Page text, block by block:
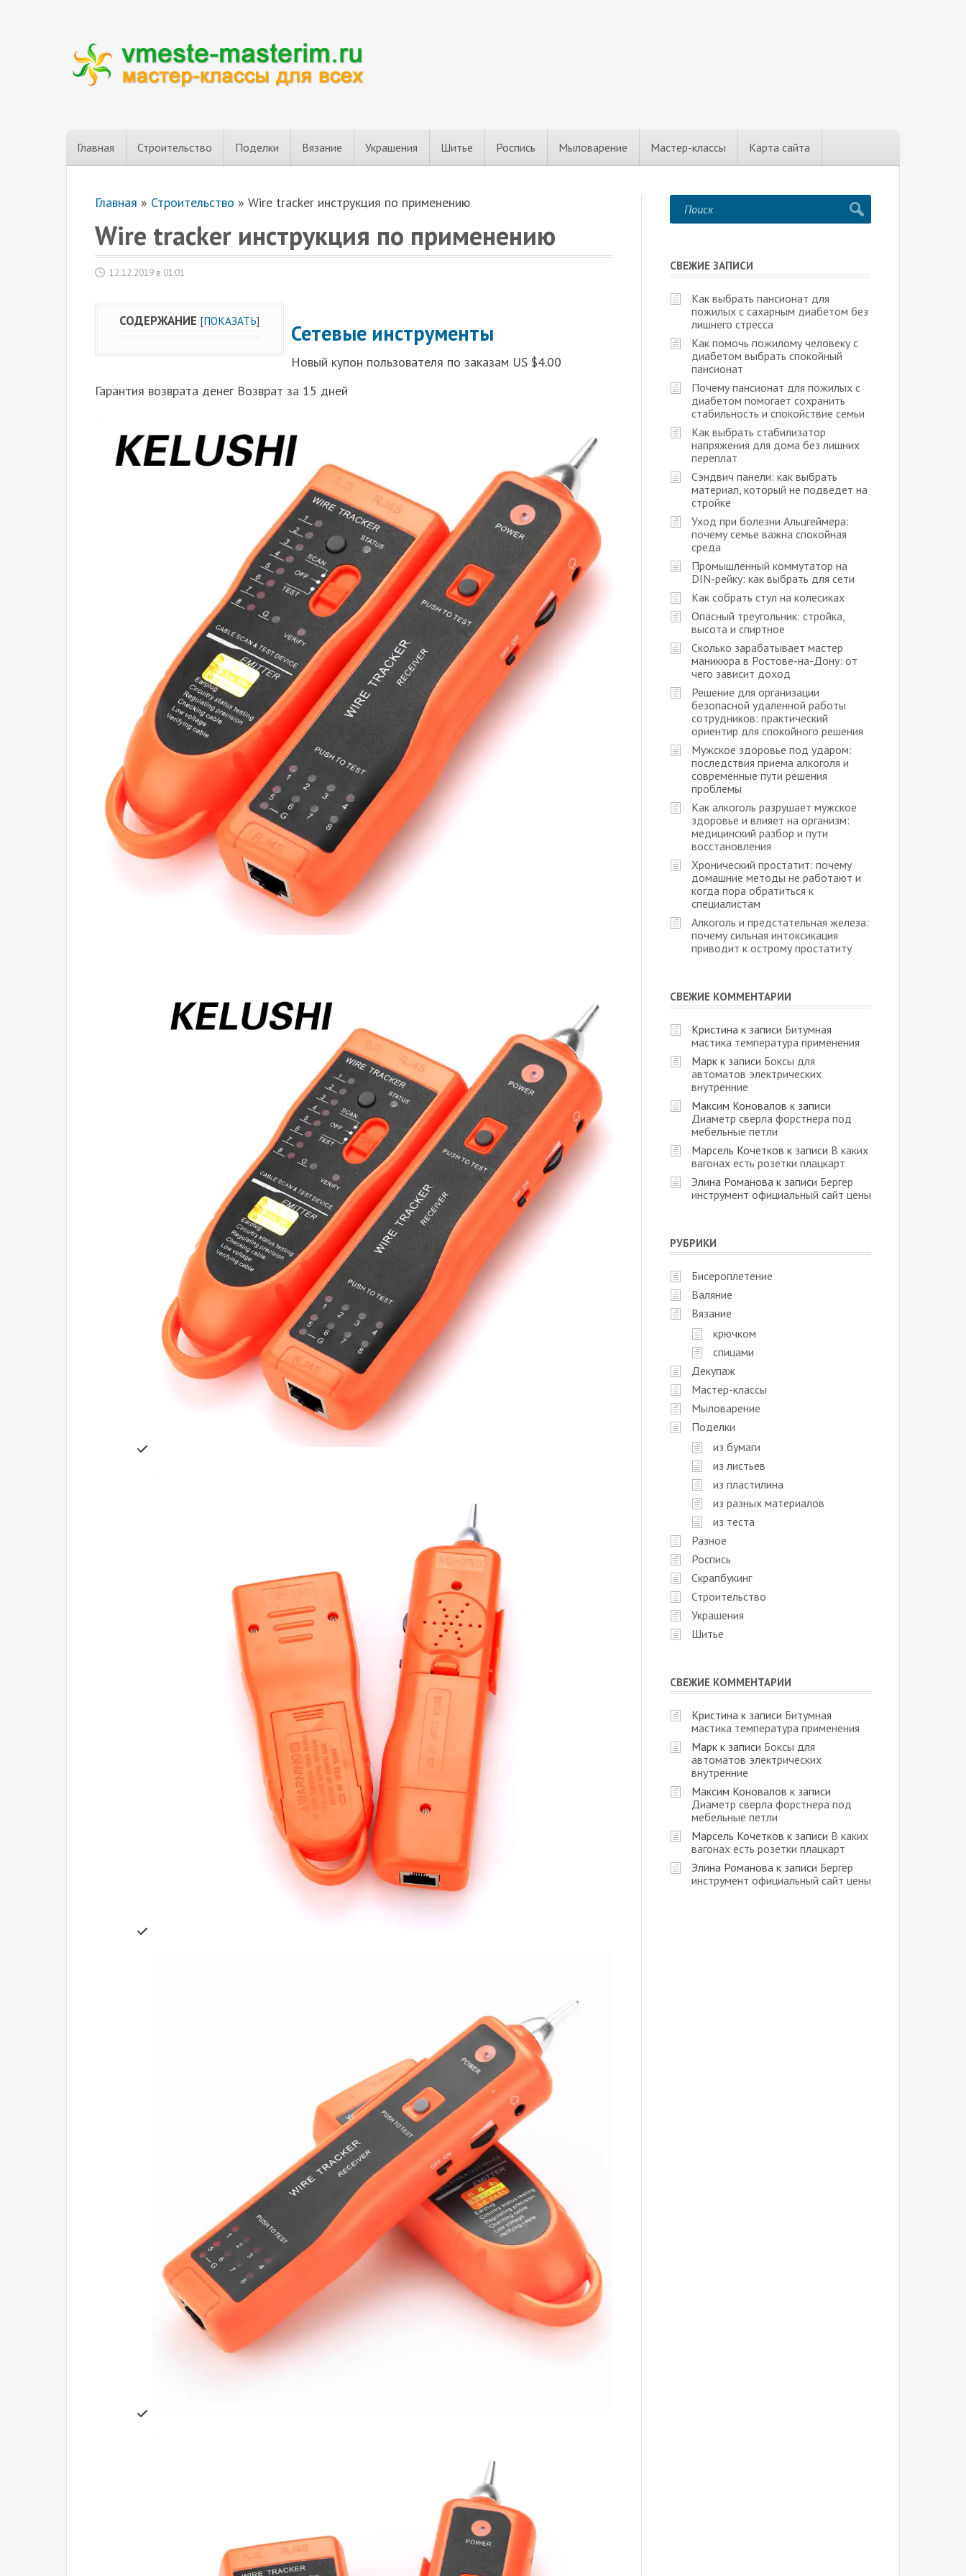
Главная Строительство Поделки Вязание Украшения Шитье Роспись Мыловарение Мастер-классы Карта сайта
Главная » Строительство » Wire tracker инструкция по применению
Wire tracker инструкция по применению
12.12.2019 в 01:01
СОДЕРЖАНИЕ [ПОКАЗАТЬ] Сетевые инструменты
Новый купон пользователя по заказам US $4.00
Гарантия возврата денег Возврат за 15 дней
СВЕЖИЕ ЗАПИСИ
Как выбрать пансионат для
пожилых с сахарным диабетом без
лишнего стресса
Как помочь пожилому человеку с
диабетом выбрать спокойный
пансионат
Почему пансионат для пожилых с
диабетом помогает сохранить
стабильность и спокойствие семьи
Как выбрать стабилизатор
напряжения для дома без лишних
переплат
Сэндвич панели: как выбрать
материал, который не подведет на
стройке
Уход при болезни Альцгеймера:
почему семье важна спокойная
среда
Промышленный коммутатор на
DIN-рейку: как выбрать для сети
Как собрать стул на колесиках
Опасный треугольник: стройка,
высота и спиртное
Сколько зарабатывает мастер
маникюра в Ростове-на-Дону: от
чего зависит доход
Решение для организации
безопасной удаленной работы
сотрудников: практический
ориентир для спокойного решения
Мужское здоровье под ударом:
последствия приема алкоголя и
современные пути решения
проблемы
Как алкоголь разрушает мужское
здоровье и влияет на организм:
медицинский разбор и пути
восстановления
Хронический простатит: почему
домашние методы не работают и
когда пора обратиться к
специалистам
Алкоголь и предстательная железа:
почему сильная интоксикация
приводит к острому простатиту
СВЕЖИЕ КОММЕНТАРИИ
Кристина к записи Битумная
мастика температура применения
Марк к записи Боксы для
автоматов электрических
внутренние
Максим Коновалов к записи
Диаметр сверла форстнера под
мебельные петли
Марсель Кочетков к записи В каких
вагонах есть розетки плацкарт
Элина Романова к записи Бергер
инструмент официальный сайт цены
РУБРИКИ
Бисероплетение
Валяние
Вязание
крючком
спицами
Декупаж
Мастер-классы
Мыловарение
Поделки
из бумаги
из листьев
из пластилина
из разных материалов
из теста
Разное
Роспись
Скрапбукинг
Строительство
Украшения
Шитье
СВЕЖИЕ КОММЕНТАРИИ
Кристина к записи Битумная
мастика температура применения
Марк к записи Боксы для
автоматов электрических
внутренние
Максим Коновалов к записи
Диаметр сверла форстнера под
мебельные петли
Марсель Кочетков к записи В каких
вагонах есть розетки плацкарт
Элина Романова к записи Бергер
инструмент официальный сайт цены